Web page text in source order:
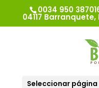
0034 950
04117
Seleccionar página